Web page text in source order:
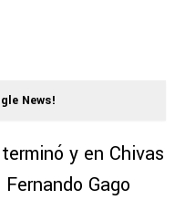
News!
y en Chivas
Gago